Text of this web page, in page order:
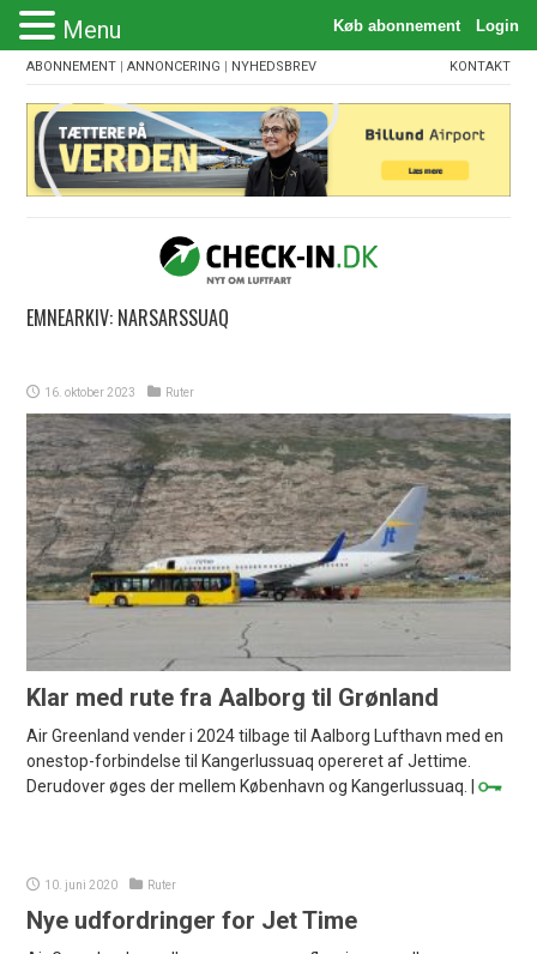
ABONNEMENT |ANNONCERING | NYHEDSBREV KONTAKT
EMNEARKIV: NARSARSSUAQ
16. oktober 2023 Ruter
Klar med rute fra Aalborg til Grønland
Air Greenland vender i 2024 tilbage til Aalborg Lufthavn med en
onestop-forbindelse til Kangerlussuaq opereret af Jettime.
Derudover øges der mellem København og Kangerlussuaq. |
10. juni 2020 Ruter
Nye udfordringer for Jet Time
Menu